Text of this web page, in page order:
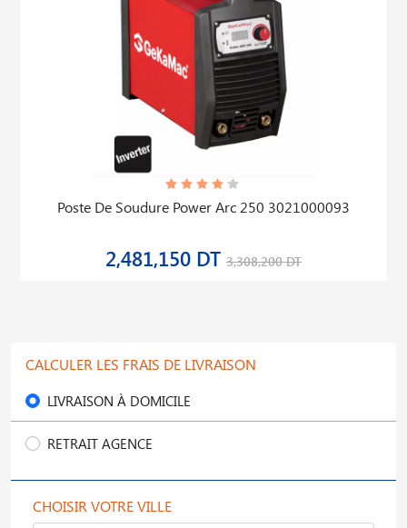
Poste De Soudure Power Arc 250 3021000093
2,481,150 DT 3,308,200 DT
CALCULER LES FRAIS DE LIVRAISON
LIVRAISON À DOMICILE
RETRAIT AGENCE
CHOISIR VOTRE VILLE